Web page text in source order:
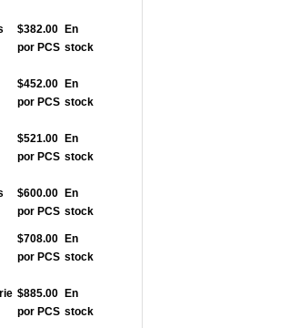
$382.00
por PCS
En
stock
$452.00
por PCS
En
stock
$521.00
por PCS
En
stock
$600.00
por PCS
En
stock
$708.00
por PCS
En
stock
$885.00
por PCS
En
stock